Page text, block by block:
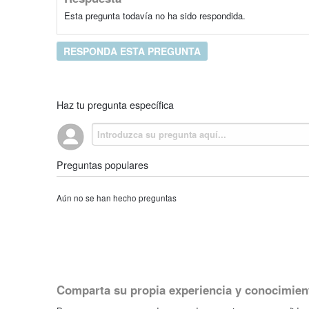
Esta pregunta todavía no ha sido respondida.
RESPONDA ESTA PREGUNTA
Haz tu pregunta específica
Preguntas populares
Aún no se han hecho preguntas
Comparta su propia experiencia y